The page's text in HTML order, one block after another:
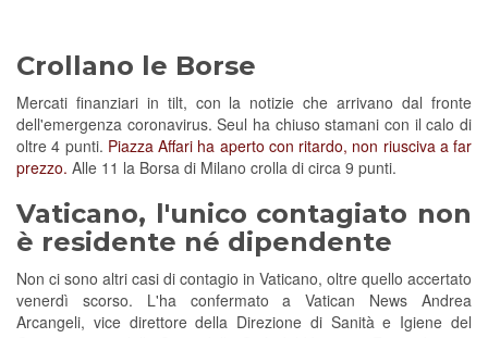
Crollano le Borse
Mercati finanziari in tilt, con la notizie che arrivano dal fronte
dell'emergenza coronavirus. Seul ha chiuso stamani con il calo di
oltre 4 punti. Piazza Affari ha aperto con ritardo, non riusciva a far
prezzo. Alle 11 la Borsa di Milano crolla di circa 9 punti.
Vaticano, l'unico contagiato non
è residente né dipendente
Non ci sono altri casi di contagio in Vaticano, oltre quello accertato
venerdì scorso. L'ha confermato a Vatican News Andrea
Arcangeli, vice direttore della Direzione di Sanità e Igiene del